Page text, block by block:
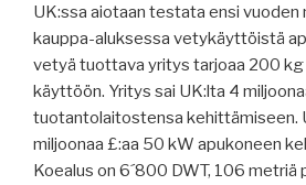
UK:ssa aiotaan testata ensi vuoden
kauppa-aluksessa vetykäyttöistä
vetyä tuottava yritys tarjoaa 200
käyttöön. Yritys sai UK:lta 4
tuotantolaitostensa kehittämiseen.
miljoonaa £:aa 50 kW apukoneen
Koealus on 6´800 DWT, 106 metriä